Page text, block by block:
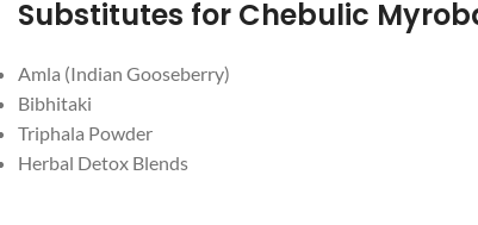
Amla (Indian Gooseberry)
Bibhitaki
Triphala Powder
Herbal Detox Blends